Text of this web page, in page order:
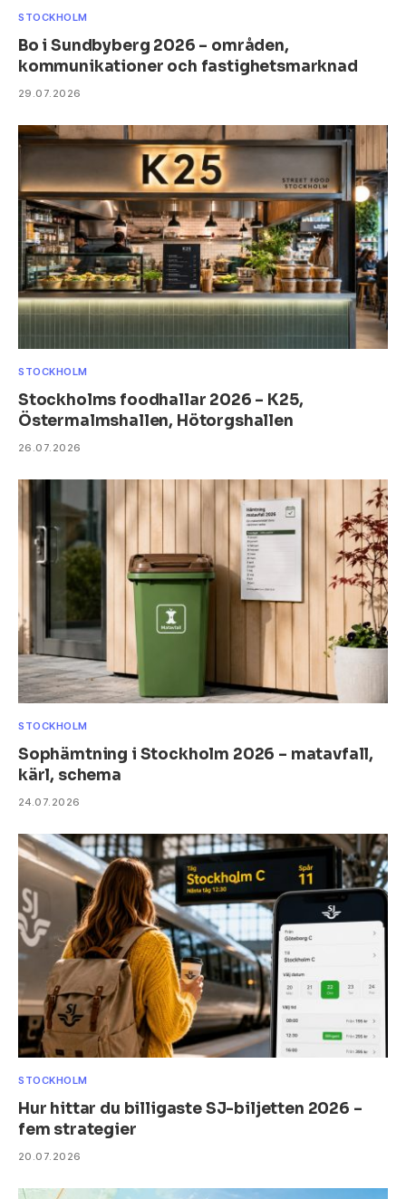
STOCKHOLM
Bo i Sundbyberg 2026 – områden,
kommunikationer och fastighetsmarknad
29.07.2026
STOCKHOLM
Stockholms foodhallar 2026 – K25,
Östermalmshallen, Hötorgshallen
26.07.2026
STOCKHOLM
Sophämtning i Stockholm 2026 – matavfall,
kärl, schema
24.07.2026
STOCKHOLM
Hur hittar du billigaste SJ-biljetten 2026 –
fem strategier
20.07.2026